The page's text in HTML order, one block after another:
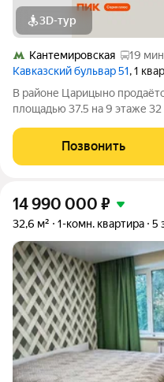
3D-тур
Кантемировская
19
Кавказский бульвар 51, 1
В районе Царицыно
площадью 37.5 на 9 этаже
17 минут пешком до
минут до станции
Позвонить
14 990 000 ₽
32,6 м² 1-комн. квартира 5